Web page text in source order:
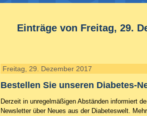
Einträge von Freitag, 29.
Freitag, 29. Dezember 2017
Bestellen Sie unseren Diabetes-
Derzeit in unregelmäßigen Abständen informiert
Newsletter über Neues aus der Diabeteswelt.